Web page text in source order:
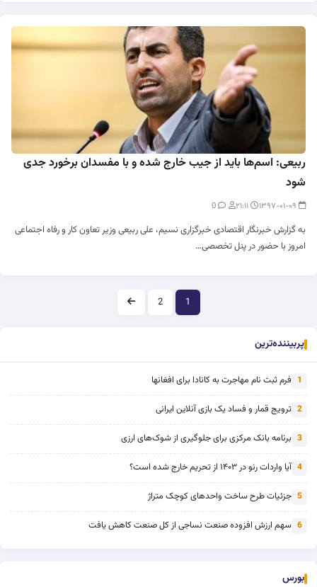
ربیعی: اسم‌ها باید از جیب خارج شده و با مفسدان برخورد جدی
شود
به گزارش خبرنگار اقتصادی خبرگزاری نسیم، علی ربیعی وزیر تعاون کار و رفاه اجتماعی
امروز با حضور در پنل تخصصی…
صفحه‌بندی
1
2
پربیننده‌ترین
1 فرم ثبت نام مهاجرت به کانادا برای افغانها
2 ترویج قمار و فساد یک بازی آنلاین ایرانی
3 برنامه بانک مرکزی برای جلوگیری از شوک‌های ارزی
4 آیا واردات رنو در ۱۴۰۳ از تحریم خارج شده است؟
5 جزئیات طرح ساخت واحدهای کوچک متراژ
6 سهم ارزش افزوده صنعت نساجی از کل صنعت کاهش یافت
بورس